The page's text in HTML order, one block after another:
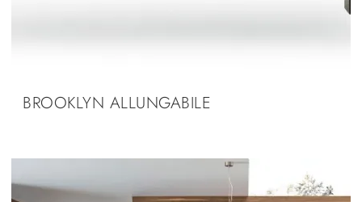
BROOKLYN ALLUNGABILE